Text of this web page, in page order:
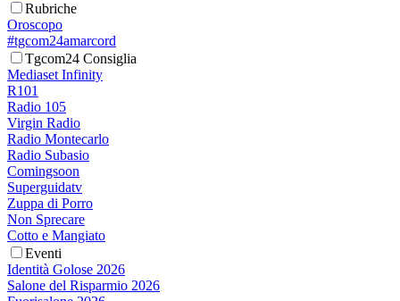
Rubriche
Oroscopo
#tgcom24amarcord
Tgcom24 Consiglia
Mediaset Infinity
R101
Radio 105
Virgin Radio
Radio Montecarlo
Radio Subasio
Comingsoon
Superguidatv
Zuppa di Porro
Non Sprecare
Cotto e Mangiato
Eventi
Identità Golose 2026
Salone del Risparmio 2026